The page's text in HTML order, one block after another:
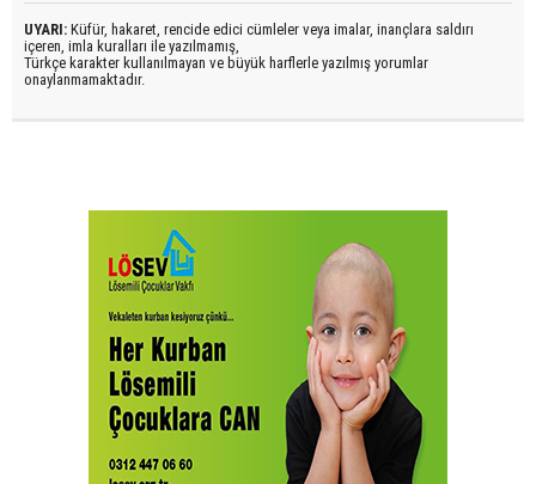
UYARI: Küfür, hakaret, rencide edici cümleler veya imalar, inançlara saldırı
içeren, imla kuralları ile yazılmamış,
Türkçe karakter kullanılmayan ve büyük harflerle yazılmış yorumlar
onaylanmamaktadır.